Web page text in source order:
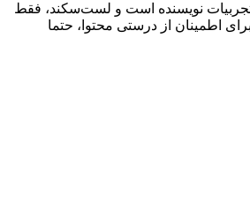
نویسنده است و لست‌سکند، فقط
اطمینان از درستی محتوا، حتما